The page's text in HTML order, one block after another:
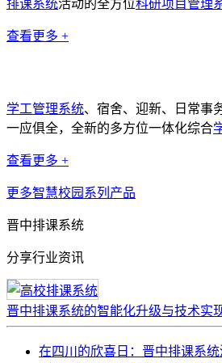
排课系统活动的全方位科研项目管理
查看更多 +
学工管理系统、宿舍、迎新、日常事
一应俱全，全新的多方位一体化综合
查看更多 +
更多智慧校园系列产品
晋中排课系统
分享行业资讯
晋中排课系统的智能化升级与技术实
在四川的欣喜日：晋中排课系统